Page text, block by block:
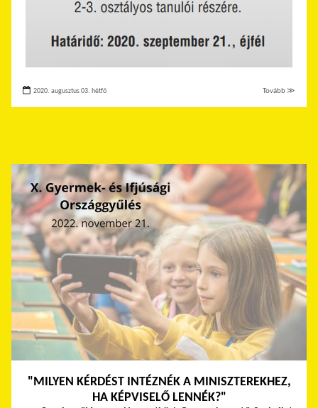
2020. augusztus 03. hétfő Tovább ≫
"MILYEN KÉRDÉST INTÉZNÉK A MINISZTEREKHEZ,
HA KÉPVISELŐ LENNÉK?"